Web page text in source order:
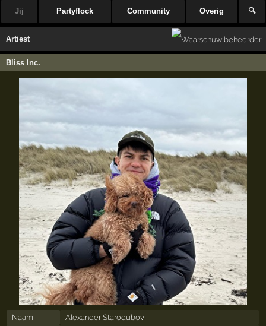
Jij Partyflock Community Overig 🔍
Artiest
Bliss Inc.
Naam
Alexander Starodubov